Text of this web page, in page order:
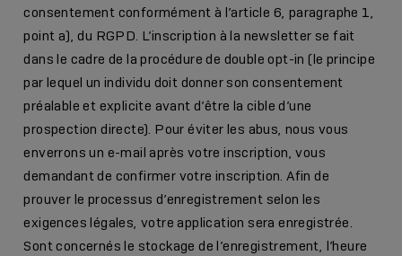
consentement conformément à l’article 6, paragraphe 1,
point a), du RGPD. L’inscription à la newsletter se fait
dans le cadre de la procédure de double opt-in (le principe
par lequel un individu doit donner son consentement
préalable et explicite avant d’être la cible d’une
prospection directe). Pour éviter les abus, nous vous
enverrons un e-mail après votre inscription, vous
demandant de confirmer votre inscription. Afin de
prouver le processus d’enregistrement selon les
exigences légales, votre application sera enregistrée.
Sont concernés le stockage de l’enregistrement, l’heure